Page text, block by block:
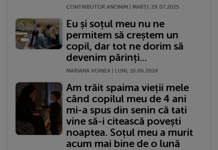
CONTRIBUTOR ANONIM | MARŢI, 29.07.2025
Eu și soțul meu nu ne
permitem să creștem un
copil, dar tot ne dorim să
devenim părinți...
MARIANA VOINEA | LUNI, 10.06.2024
Am trăit spaima vieții mele
când copilul meu de 4 ani
mi-a spus din senin că tati
vine să-i citească povești
noaptea. Soțul meu a murit
acum mai bine de o lună